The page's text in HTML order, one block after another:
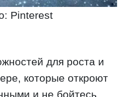
Pinterest
для роста и
которые откроют
и не бойтесь